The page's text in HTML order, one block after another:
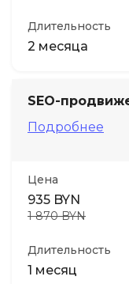
Длительность
2 месяца
SEO-
Подробнее
Цена
935 BYN
1 870 BYN
Длительность
1 месяц